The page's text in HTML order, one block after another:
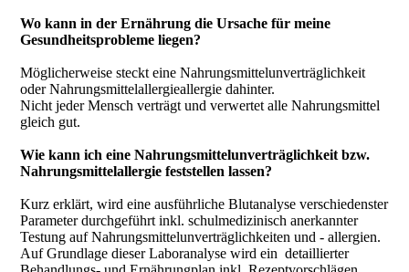
Wo kann in der Ernährung die Ursache für meine
Gesundheitsprobleme liegen?
Möglicherweise steckt eine Nahrungsmittelunverträglichkeit
oder Nahrungsmittelallergieallergie dahinter.
Nicht jeder Mensch verträgt und verwertet alle Nahrungsmittel
gleich gut.
Wie kann ich eine Nahrungsmittelunverträglichkeit bzw.
Nahrungsmittelallergie feststellen lassen?
Kurz erklärt, wird eine ausführliche Blutanalyse verschiedenster
Parameter durchgeführt inkl. schulmedizinisch anerkannter
Testung auf Nahrungsmittelunverträglichkeiten und - allergien.
Auf Grundlage dieser Laboranalyse wird ein detaillierter